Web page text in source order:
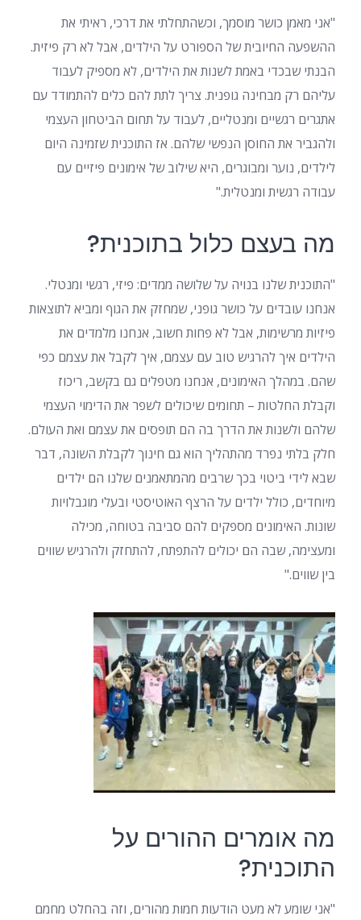
"אני מאמן כושר מוסמך, וכשהתחלתי את דרכי, ראיתי את
ההשפעה החיובית של הספורט על הילדים, אבל לא רק פיזית.
הבנתי שבכדי באמת לשנות את הילדים, לא מספיק לעבוד
עליהם רק מבחינה גופנית. צריך לתת להם כלים להתמודד עם
אתגרים רגשיים ומנטליים, לעבוד על תחום הביטחון העצמי
ולהגביר את החוסן הנפשי שלהם. אז התוכנית שזמינה היום
לילדים, נוער ומבוגרים, היא שילוב של אימונים פיזיים עם
עבודה רגשית ומנטלית."
מה בעצם כלול בתוכנית?
"התוכנית שלנו בנויה על שלושה ממדים: פיזי, רגשי ומנטלי.
אנחנו עובדים על כושר גופני, שמחזק את הגוף ומביא לתוצאות
פיזיות מרשימות, אבל לא פחות חשוב, אנחנו מלמדים את
הילדים איך להרגיש טוב עם עצמם, איך לקבל את עצמם כפי
שהם. במהלך האימונים, אנחנו מטפלים גם בקשב, ריכוז
וקבלת החלטות – תחומים שיכולים לשפר את הדימוי העצמי
שלהם ולשנות את הדרך בה הם תופסים את עצמם ואת העולם.
חלק בלתי נפרד מהתהליך הוא גם חינוך לקבלת השונה, דבר
שבא לידי ביטוי בכך שרבים מהמתאמנים שלנו הם ילדים
מיוחדים, כולל ילדים על הרצף האוטיסטי ובעלי מוגבלויות
שונות. האימונים מספקים להם סביבה בטוחה, מכילה
ומעצימה, שבה הם יכולים להתפתח, להתחזק ולהרגיש שווים
בין שווים."
מה אומרים ההורים על
התוכנית?
"אני שומע לא מעט הודעות חמות מהורים, וזה בהחלט מחמם